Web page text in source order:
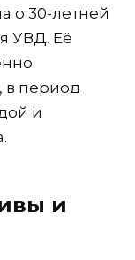
о 30-летней
УВД. Её
в период
и
и